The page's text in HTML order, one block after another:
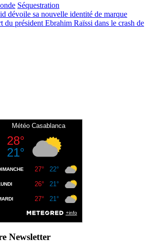
Séquestration
dévoile sa nouvelle identité de marque
du président Ebrahim Raïssi dans le crash de
Newsletter